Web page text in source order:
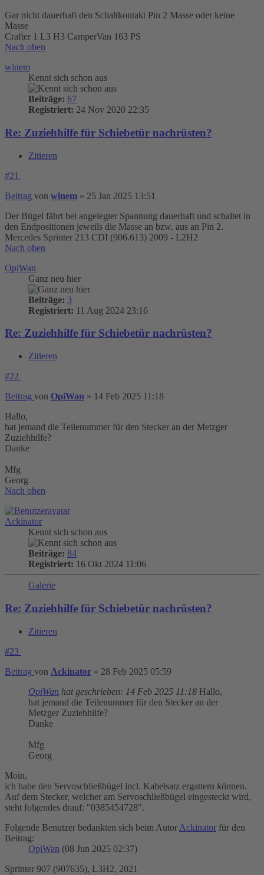
Gar nicht dauerhaft den Schaltkontakt Pin 2 Masse oder keine
Masse
Crafter 1 L3 H3 CamperVan 163 PS
Nach oben
winem
Kennt sich schon aus
Beiträge: 67
Registriert: 24 Nov 2020 22:35
Re: Zuziehhilfe für Schiebetür nachrüsten?
Zitieren
#21
Beitrag von winem » 25 Jan 2025 13:51
Der Bügel fährt bei angelegter Spannung dauerhaft und schaltet in
den Endpositionen jeweils die Masse an bzw. aus an Pin 2.
Mercedes Sprinter 213 CDI (906.613) 2009 - L2H2
Nach oben
OpiWan
Ganz neu hier
Beiträge: 3
Registriert: 11 Aug 2024 23:16
Re: Zuziehhilfe für Schiebetür nachrüsten?
Zitieren
#22
Beitrag von OpiWan » 14 Feb 2025 11:18
Hallo,
hat jemand die Teilenummer für den Stecker an der Metzger
Zuziehhilfe?
Danke
Mfg
Georg
Nach oben
Ackinator
Kennt sich schon aus
Beiträge: 84
Registriert: 16 Okt 2024 11:06
Galerie
Re: Zuziehhilfe für Schiebetür nachrüsten?
Zitieren
#23
Beitrag von Ackinator » 28 Feb 2025 05:59
OpiWan hat geschrieben: 14 Feb 2025 11:18 Hallo,
hat jemand die Teilenummer für den Stecker an der
Metzger Zuziehhilfe?
Danke
Mfg
Georg
Moin,
ich habe den Servoschließbügel incl. Kabelsatz ergattern können.
Auf dem Stecker, welcher am Servoschließbügel eingesteckt wird,
steht folgendes drauf: "0385454728".
Folgende Benutzer bedankten sich beim Autor Ackinator für den
Beitrag:
OpiWan (08 Jun 2025 02:37)
Sprinter 907 (907635), L3H2, 2021